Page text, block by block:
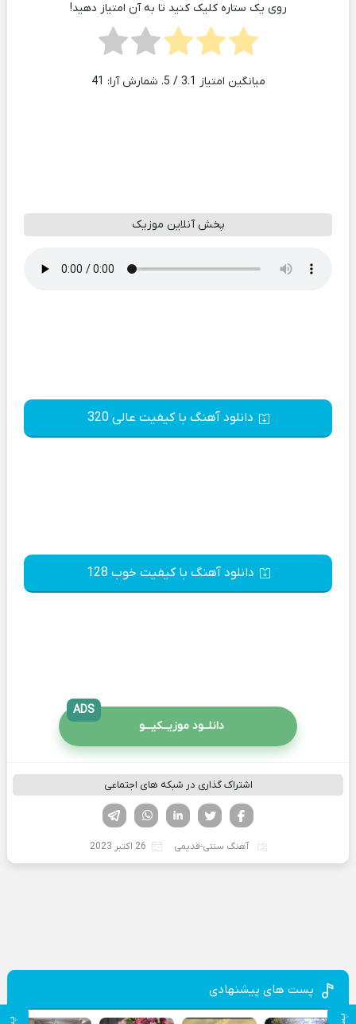
روی یک ستاره کلیک کنید تا به آن امتیاز دهید!
میانگین امتیاز 3.1 / 5. شمارش آرا: 41
پخش آنلاین موزیک
دانلود آهنگ با کیفیت عالی 320
دانلود آهنگ با کیفیت خوب 128
دانلــود موزیــکیـــو
ADS
اشتراک گذاری در شبکه های اجتماعی
لینکدین تویتر
فیسوک
آهنگ سنتی-قدیمی 26 اکتبر 2023
پست های پیشنهادی